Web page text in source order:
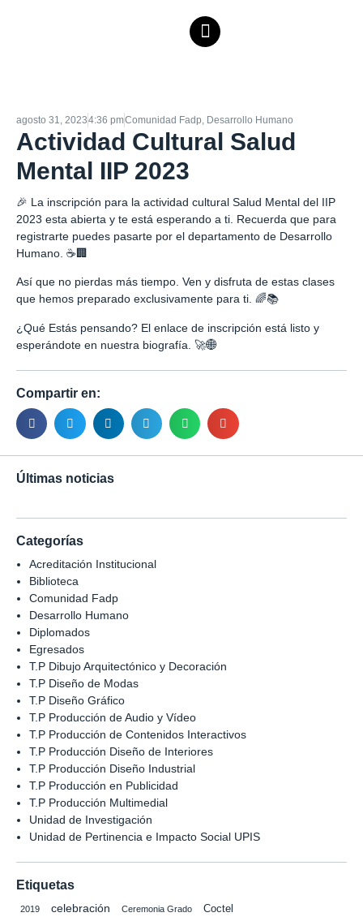
agosto 31, 20234:36 pmComunidad Fadp, Desarrollo Humano
Actividad Cultural Salud
Mental IIP 2023
🎉 La inscripción para la actividad cultural Salud Mental del IIP
2023 esta abierta y te está esperando a ti. Recuerda que para
registrarte puedes pasarte por el departamento de Desarrollo
Humano. ☕🏢
Así que no pierdas más tiempo. Ven y disfruta de estas clases
que hemos preparado exclusivamente para ti. 🌈📚
¿Qué Estás pensando? El enlace de inscripción está listo y
esperándote en nuestra biografía. 🚀🌐
Compartir en:
Últimas noticias
Categorías
Acreditación Institucional
Biblioteca
Comunidad Fadp
Desarrollo Humano
Diplomados
Egresados
T.P Dibujo Arquitectónico y Decoración
T.P Diseño de Modas
T.P Diseño Gráfico
T.P Producción de Audio y Vídeo
T.P Producción de Contenidos Interactivos
T.P Producción Diseño de Interiores
T.P Producción Diseño Industrial
T.P Producción en Publicidad
T.P Producción Multimedial
Unidad de Investigación
Unidad de Pertinencia e Impacto Social UPIS
Etiquetas
2019 celebración Ceremonia Grado Coctel